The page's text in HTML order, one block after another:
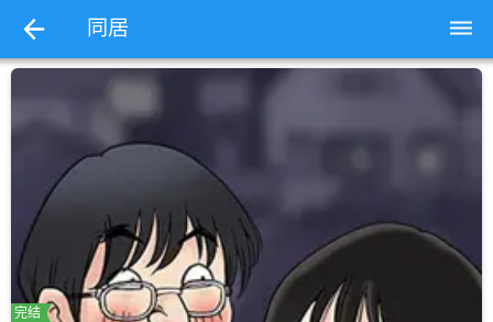
同居 dehaze
完结